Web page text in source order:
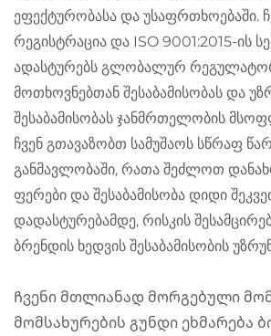
ეფექტურობასა და უსაფრთხოებაში.
რეგისტრაცია და ISO 9001:2015-ის
ადასტურებს გლობალურ
მოთხოვნებთან შესაბამისობას და
შესაბამისობას ჯანმრთელობის
ჩვენ გთავაზობთ სამუშაოს სწრაფ
განმავლობაში, რათა შეძლოთ
ფერები და შესაბამისობა დიდი
დადასტურებამდე, რისკის
ბრენდის ხედვის შესაბამისობის
Ჩვენი მთლიანად მორგებული
მომსახურების გუნდი ეხმარება